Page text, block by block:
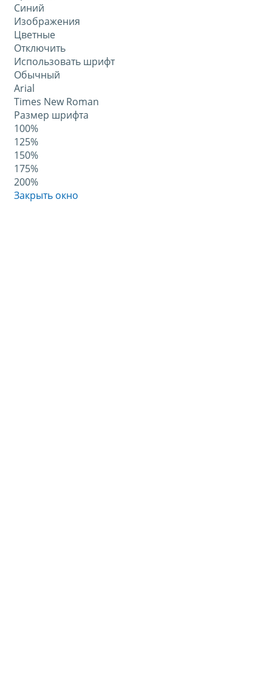
Синий
Изображения
Цветные
Отключить
Использовать шрифт
Обычный
Arial
Times New Roman
Размер шрифта
100%
125%
150%
175%
200%
Закрыть окно